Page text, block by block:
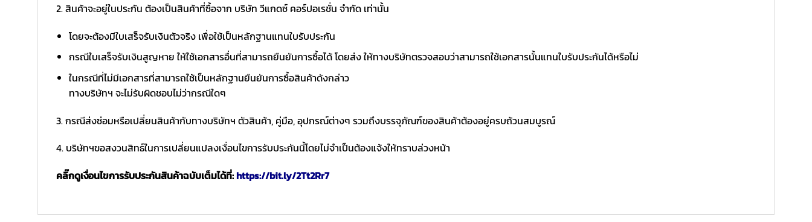
2. สินค้าจะอยู่ในประกัน ต้องเป็นสินค้าที่ซื้อจาก บริษัท วีแกดซ์ คอร์ปอเรชั่น จำกัด เท่านั้น
โดยจะต้องมีใบเสร็จรับเงินตัวจริง เพื่อใช้เป็นหลักฐานแทนใบรับประกัน
กรณีใบเสร็จรับเงินสูญหาย ให้ใช้เอกสารอื่นที่สามารถยืนยันการซื้อได้ โดยส่ง ให้ทางบริษัทตรวจสอบว่าสามารถใช้เอกสารนั้นแทนใบรับประกันได้หรือไม่
ในกรณีที่ไม่มีเอกสารที่สามารถใช้เป็นหลักฐานยืนยันการซื้อสินค้าดังกล่าว
ทางบริษัทฯ จะไม่รับผิดชอบไม่ว่ากรณีใดๆ
3. กรณีส่งซ่อมหรือเปลี่ยนสินค้ากับทางบริษัทฯ ตัวสินค้า, คู่มือ, อุปกรณ์ต่างๆ รวมถึงบรรจุภัณฑ์ของสินค้าต้องอยู่ครบถ้วนสมบูรณ์
4. บริษัทฯขอสงวนสิทธ์ในการเปลี่ยนแปลงเงื่อนไขการรับประกันนี้โดยไม่จำเป็นต้องแจ้งให้ทราบล่วงหน้า
คลิ๊กดูเงื่อนไขการรับประกันสินค้าฉบับเต็มได้ที่:https://bit.ly/2Tt2Rr7